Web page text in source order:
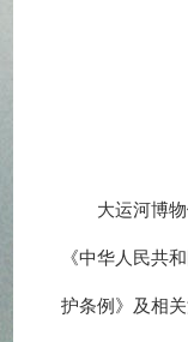
大运河博
《中华人民共
护条例》及相